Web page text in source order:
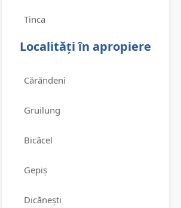
Tinca
Localități în apropiere
Cărăndeni
Gruilung
Bicăcel
Gepiș
Dicănești